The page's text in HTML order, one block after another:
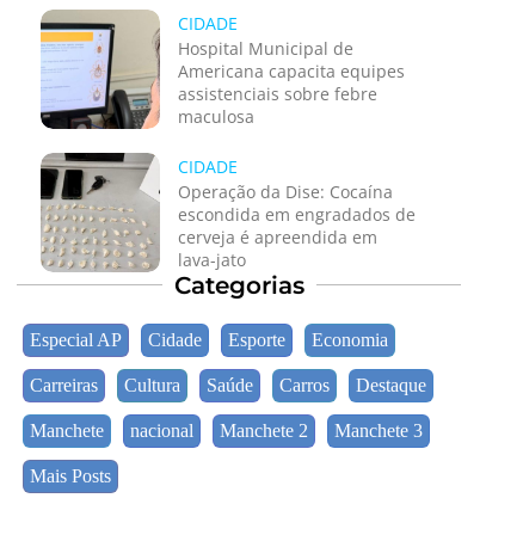
CIDADE
Hospital Municipal de
Americana capacita equipes
assistenciais sobre febre
maculosa
CIDADE
Operação da Dise: Cocaína
escondida em engradados de
cerveja é apreendida em
lava-jato
Categorias
Especial AP Cidade Esporte Economia
Carreiras Cultura Saúde Carros Destaque
Manchete nacional Manchete 2 Manchete 3
Mais Posts